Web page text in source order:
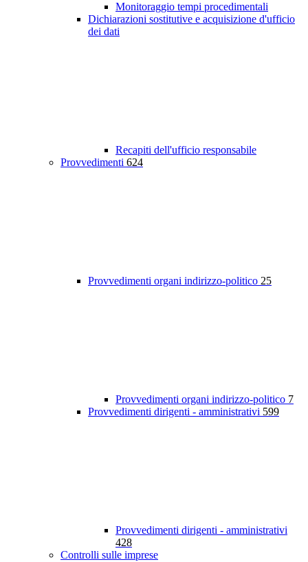
Monitoraggio tempi procedimentali
Dichiarazioni sostitutive e acquisizione d'ufficio
dei dati
Recapiti dell'ufficio responsabile
Provvedimenti 624
Provvedimenti organi indirizzo-politico 25
Provvedimenti organi indirizzo-politico 7
Provvedimenti dirigenti - amministrativi 599
Provvedimenti dirigenti - amministrativi
428
Controlli sulle imprese